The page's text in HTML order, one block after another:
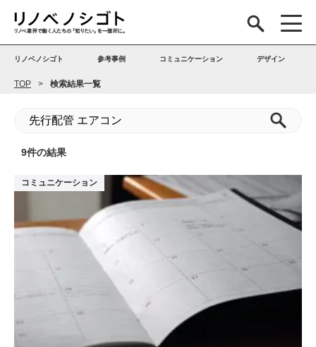
リノベノシゴト 参考事例 コミュニケーション デザイン
TOP 検索結果一覧
9件の結果
コミュニケーション